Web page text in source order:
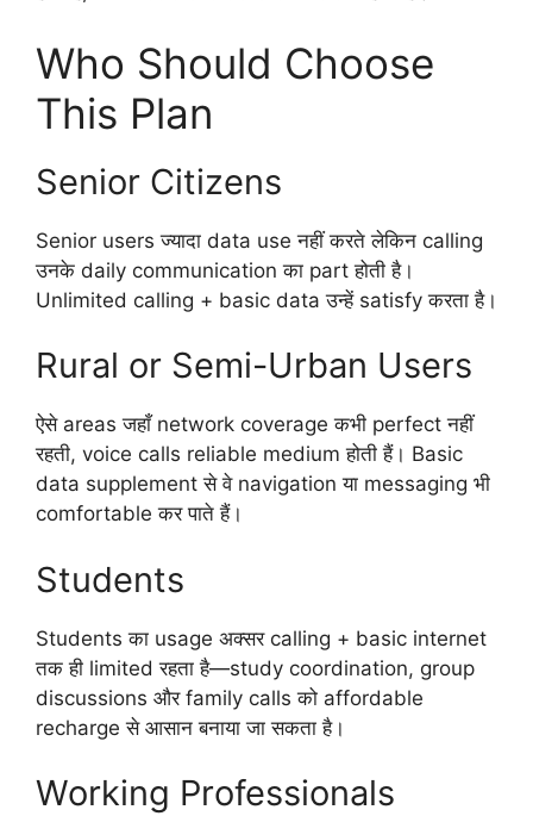
Who Should Choose
This Plan
Senior Citizens
Senior users ज्यादा data use नहीं करते लेकिन calling
उनके daily communication का part होती है।
Unlimited calling + basic data उन्हें satisfy करता है।
Rural or Semi-Urban Users
ऐसे areas जहाँ network coverage कभी perfect नहीं
रहती, voice calls reliable medium होती हैं। Basic
data supplement से वे navigation या messaging भी
comfortable कर पाते हैं।
Students
Students का usage अक्सर calling + basic internet
तक ही limited रहता है—study coordination, group
discussions और family calls को affordable
recharge से आसान बनाया जा सकता है।
Working Professionals